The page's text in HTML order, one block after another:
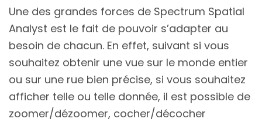
Une des grandes forces de Spectrum Spatial
Analyst est le fait de pouvoir s’adapter au
besoin de chacun. En effet, suivant si vous
souhaitez obtenir une vue sur le monde entier
ou sur une rue bien précise, si vous souhaitez
afficher telle ou telle donnée, il est possible de
zoomer/dézoomer, cocher/décocher